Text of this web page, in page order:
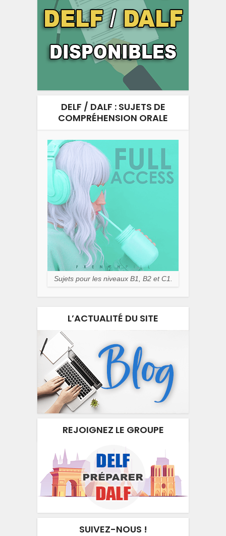
DELF / DALF : SUJETS DE
COMPRÉHENSION ORALE
Sujets pour les niveaux B1, B2 et C1.
L’ACTUALITÉ DU SITE
REJOIGNEZ LE GROUPE
SUIVEZ-NOUS !